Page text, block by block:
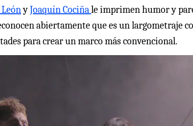
yJoaquín Cociñale imprimen humor y
abiertamente que es un
para crear un marco más convencional.